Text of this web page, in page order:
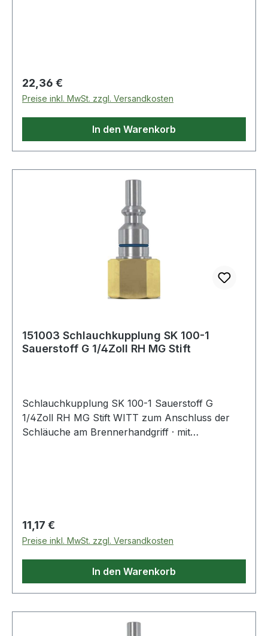
Regulärer Preis:
22,36 €
Preise inkl. MwSt. zzgl. Versandkosten
In den Warenkorb
151003 Schlauchkupplung SK 100-1
Sauerstoff G 1/4Zoll RH MG Stift
Schlauchkupplung SK 100-1 Sauerstoff G
1/4Zoll RH MG Stift WITT zum Anschluss der
Schläuche am Brennerhandgriff · mit
Regulärer Preis:
11,17 €
Preise inkl. MwSt. zzgl. Versandkosten
In den Warenkorb